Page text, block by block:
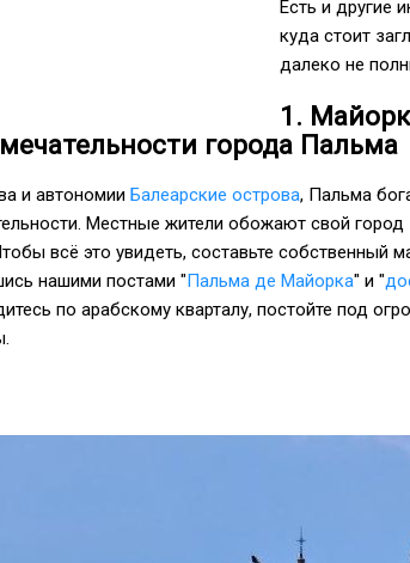
Есть и другие
куда стоит
далеко не
1.
города Пальма
и автономии Балеарские острова, Пальма
Местные жители обожают свой город
всё это увидеть, составьте собственный
нашими постами " Пальма де Майорка" и "
по арабскому кварталу, постойте под